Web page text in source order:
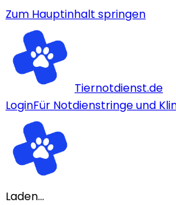
Zum Hauptinhalt springen
Tiernotdienst.de
LoginFür Notdienstringe und
Laden...